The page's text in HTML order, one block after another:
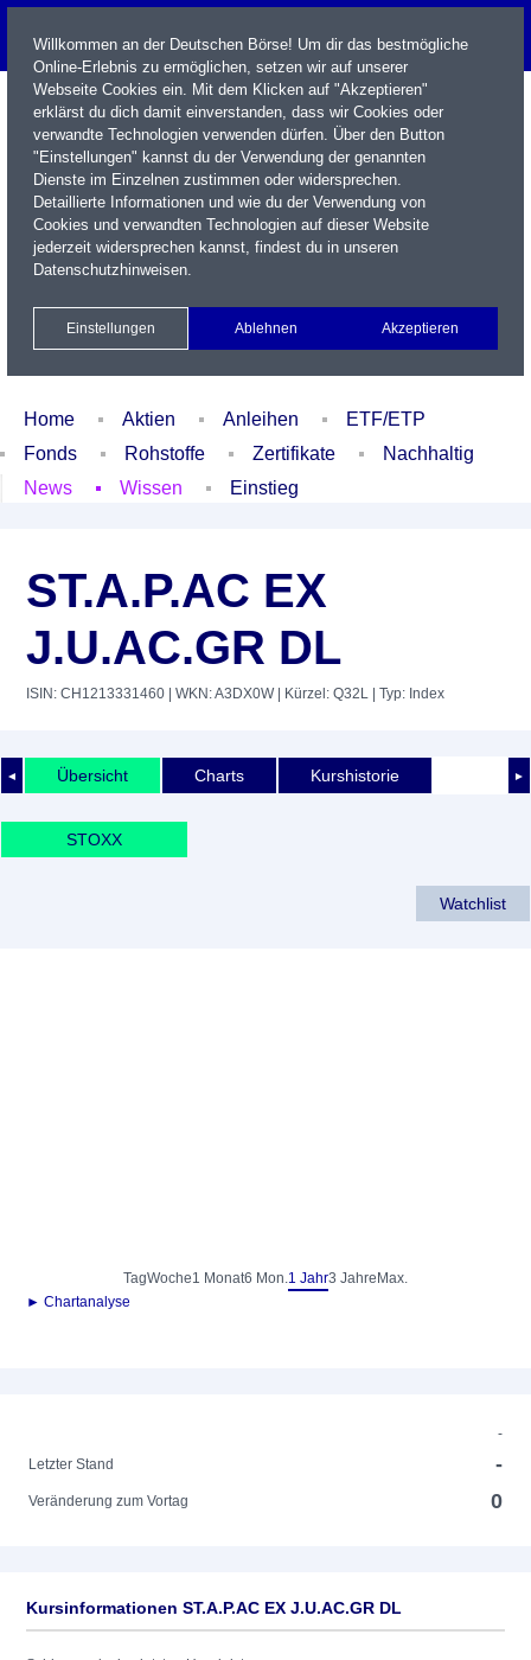
Name / WKN / ISIN / Kürzel
Xetra Realtime
Watchlist Portfolio Login
Home Aktien Anleihen
ETF/ETP
Fonds
Rohstoffe Zertifikate
Nachhaltig
News
Wissen Einstieg
ST.A.P.AC EX
J.U.AC.GR DL
ISIN: CH1213331460 | WKN: A3DX0W| Kürzel: Q32L | Typ: Index
◄ ►
Übersicht Charts Kurshistorie
STOXX
Watchlist
TagWoche1 Monat6 Mon.1 Jahr3 Jahre Max.
► Chartanalyse
-
Letzter Stand
-
Veränderung zum Vortag 0
Kursinformationen ST.A.P.AC EX J.U.AC.GR DL
Willkommen an der Deutschen Börse! Um dir das bestmögliche
Online-Erlebnis zu ermöglichen, setzen wir auf unserer
Webseite Cookies ein. Mit dem Klicken auf "Akzeptieren"
erklärst du dich damit einverstanden, dass wir Cookies oder
verwandte Technologien verwenden dürfen. Über den Button
"Einstellungen" kannst du der Verwendung der genannten
Dienste im Einzelnen zustimmen oder widersprechen.
Detaillierte Informationen und wie du der Verwendung von
Cookies und verwandten Technologien auf dieser Website
jederzeit widersprechen kannst, findest du in unseren
Datenschutzhinweisen.
Einstellungen Ablehnen Akzeptieren